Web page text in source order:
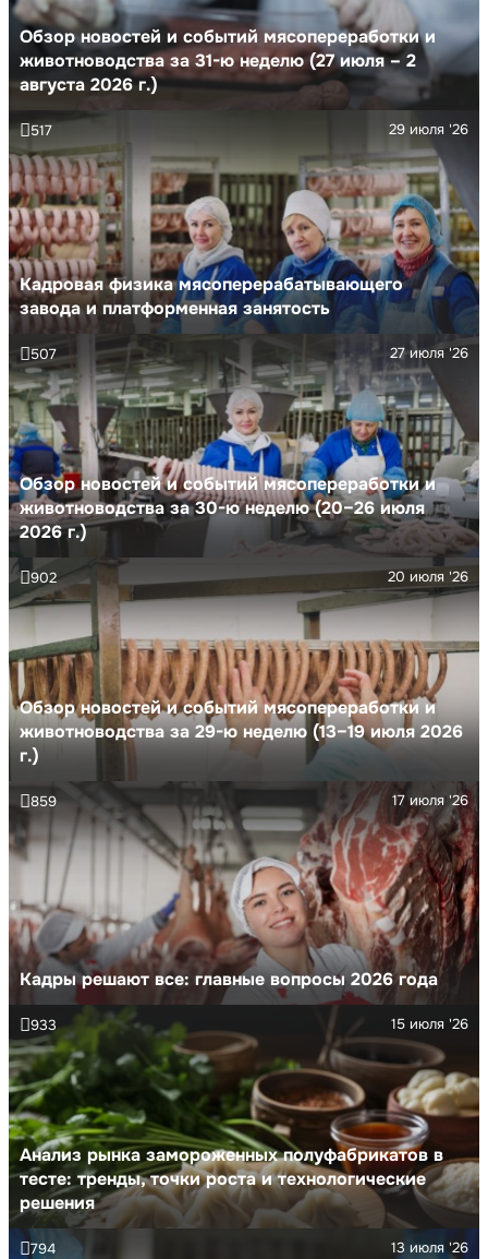
Обзор новостей и событий мясопереработки и
животноводства за 31-ю неделю (27 июля – 2
августа 2026 г.)
Кадровая физика мясоперерабатывающего
завода и платформенная занятость
29 июля '26
517
Обзор новостей и событий мясопереработки и
животноводства за 30-ю неделю (20–26 июля
2026 г.)
27 июля '26
507
Обзор новостей и событий мясопереработки и
животноводства за 29-ю неделю (13–19 июля 2026
г.)
20 июля '26
902
Кадры решают все: главные вопросы 2026 года
17 июля '26
859
Анализ рынка замороженных полуфабрикатов в
тесте: тренды, точки роста и технологические
решения
15 июля '26
933
13 июля '26
794